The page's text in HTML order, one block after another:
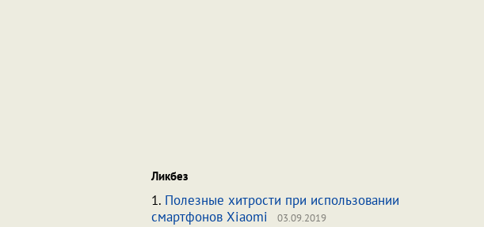
Ликбез
1. Полезные хитрости при использовании
смартфонов Xiaomi
03.09.2019